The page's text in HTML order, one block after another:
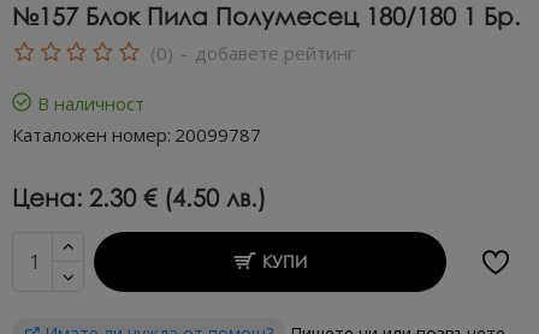
№157 Блок Пила Полумесец 180/180 1 Бр.
В наличност
Каталожен номер: 20099787
(0) - добавете рейтинг
Цена: 2.30 € (4.50 лв.)
КУПИ